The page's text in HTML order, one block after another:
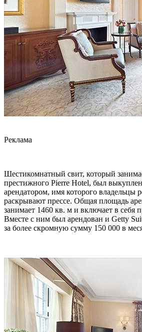
Реклама
Шестикомнатный свит, который
престижного Pierre Hotel, был выкуплен
арендатором, имя которого владельцы
раскрывают прессе. Общая площадь
занимает 1460 кв. м и включает в себя
Вместе с ним был арендован и Getty
за более скромную сумму 150 000 в